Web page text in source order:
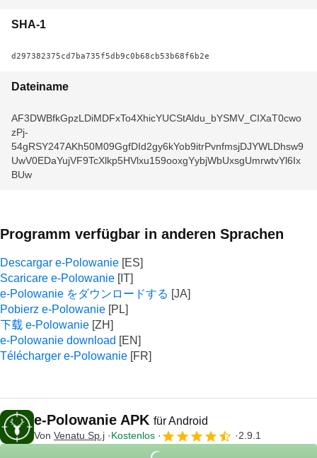
SHA-1
d297382375cd7ba735f5db9c0b68cb53b68f6b2e
Dateiname
AF3DWBfkGpzLDiMDFxTo4XhicYUCStAldu_bYSMV_CIXaT0cwo
zPj-
54gRSY247AKh50M09GgfDId2gy6kYob9itrPvnfmsjDJYWLDhsw9
UwV0EDaYujVF9TcXlkp5HVlxu159ooxgYybjWbUxsgUmrwtvYl6Ix
BUw
Programm verfügbar in anderen Sprachen
Descargar e-Polowanie
Scaricare e-Polowanie
e-Polowanie をダウンロードする
Pobierz e-Polowanie
下载 e-Polowanie
e-Polowanie download
Télécharger e-Polowanie
e-Polowanie APK für Android
Von Venatu Sp.j Kostenlos 2.9.1